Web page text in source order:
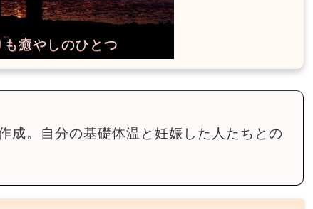
成。自分の基礎体温と妊娠した人たちとの